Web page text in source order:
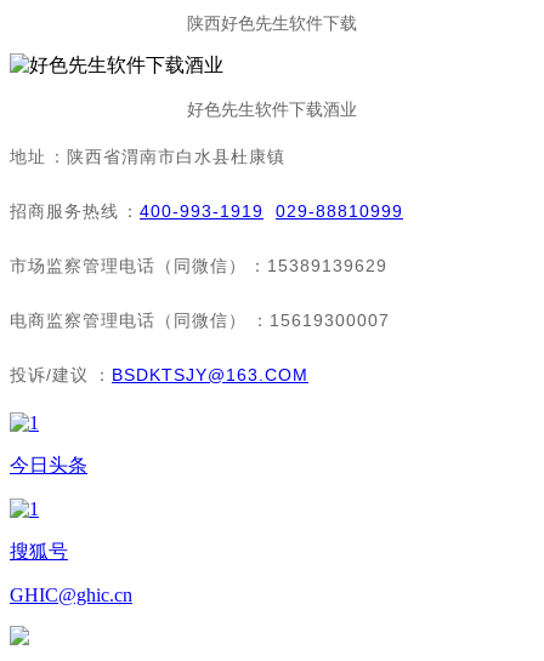
陕西好色先生软件下载
好色先生软件下载酒业
地址：陕西省渭南市白水县杜康镇
招商服务热线： 400-993-1919 029-88810999
市场监察管理电话（同微信）：15389139629
电商监察管理电话（同微信）：15619300007
投诉/建议： BSDKTSJY@163.COM
今日头条
搜狐号
GHIC@ghic.cn